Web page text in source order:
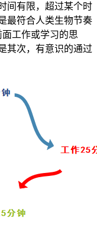
间有限，超过某个时
最符合人类生物节奏
工作或学习的思
其次，有意识的通过